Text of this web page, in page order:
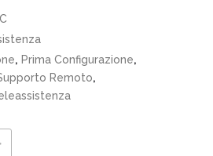
, Prima Configurazione,
Remoto,